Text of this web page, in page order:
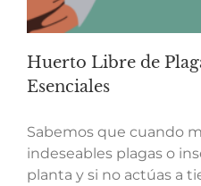
Huerto Libre de
Esenciales
Sabemos que cuando
indeseables plagas o
planta y si no actúas a